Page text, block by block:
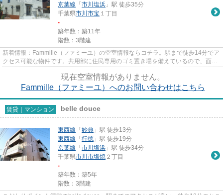
京葉線 「 市川塩浜 」駅 徒歩35分
千葉県市川市宝 １丁目
-
築年数：築11年
階数：3階建
新着情報：Fammille（ファミーユ）の空室情報ならコチラ。駅まで徒歩14分でア
クセス可能な物件です。共用部に住民専用のゴミ置き場を備えているので、面倒
現在空室情報がありません。
Fammille（ファミーユ）へのお問い合わせはこちら
賃貸｜マンション belle douce
東西線 「 妙典 」駅 徒歩13分
東西線 「 行徳 」駅 徒歩19分
京葉線 「 市川塩浜 」駅 徒歩34分
千葉県市川市塩焼 ２丁目
-
築年数：築5年
階数：3階建